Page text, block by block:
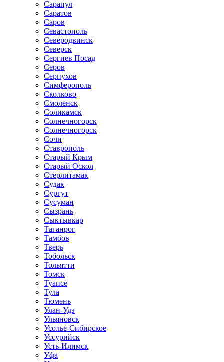
Сарапул
Саратов
Саров
Севастополь
Северодвинск
Северск
Сергиев Посад
Серов
Серпухов
Симферополь
Сколково
Смоленск
Соликамск
Солнечногорск
Солнечногорск
Сочи
Ставрополь
Старый Крым
Старый Оскол
Стерлитамак
Судак
Сургут
Сусуман
Сызрань
Сыктывкар
Таганрог
Тамбов
Тверь
Тобольск
Тольятти
Томск
Туапсе
Тула
Тюмень
Улан-Удэ
Ульяновск
Усолье-Сибирское
Уссурийск
Усть-Илимск
Уфа